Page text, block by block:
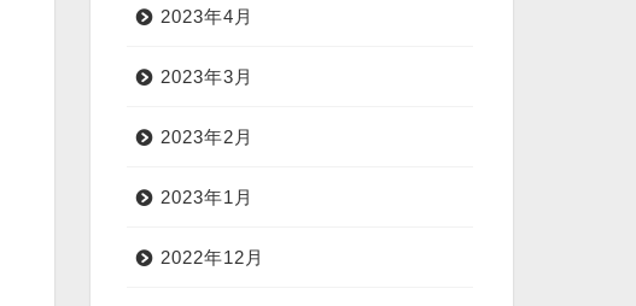
2023年4月
2023年3月
2023年2月
2023年1月
2022年12月